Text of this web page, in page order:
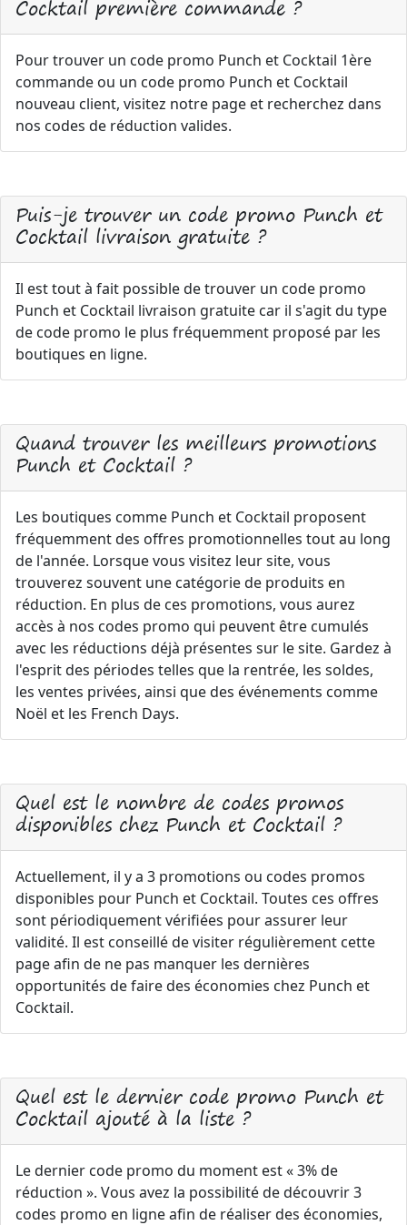
Cocktail première commande ?
Pour trouver un code promo Punch et Cocktail 1ère
commande ou un code promo Punch et Cocktail
nouveau client, visitez notre page et recherchez dans
nos codes de réduction valides.
Puis-je trouver un code promo Punch et
Cocktail livraison gratuite ?
Il est tout à fait possible de trouver un code promo
Punch et Cocktail livraison gratuite car il s'agit du type
de code promo le plus fréquemment proposé par les
boutiques en ligne.
Quand trouver les meilleurs promotions
Punch et Cocktail ?
Les boutiques comme Punch et Cocktail proposent
fréquemment des offres promotionnelles tout au long
de l'année. Lorsque vous visitez leur site, vous
trouverez souvent une catégorie de produits en
réduction. En plus de ces promotions, vous aurez
accès à nos codes promo qui peuvent être cumulés
avec les réductions déjà présentes sur le site. Gardez à
l'esprit des périodes telles que la rentrée, les soldes,
les ventes privées, ainsi que des événements comme
Noël et les French Days.
Quel est le nombre de codes promos
disponibles chez Punch et Cocktail ?
Actuellement, il y a 3 promotions ou codes promos
disponibles pour Punch et Cocktail. Toutes ces offres
sont périodiquement vérifiées pour assurer leur
validité. Il est conseillé de visiter régulièrement cette
page afin de ne pas manquer les dernières
opportunités de faire des économies chez Punch et
Cocktail.
Quel est le dernier code promo Punch et
Cocktail ajouté à la liste ?
Le dernier code promo du moment est « 3% de
réduction ». Vous avez la possibilité de découvrir 3
codes promo en ligne afin de réaliser des économies,